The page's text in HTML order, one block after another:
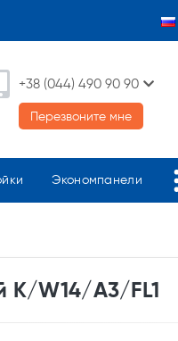
+38 (044) 490 90 90
Перезвоните мне
Экономпанели
K/W14/A3/FL1